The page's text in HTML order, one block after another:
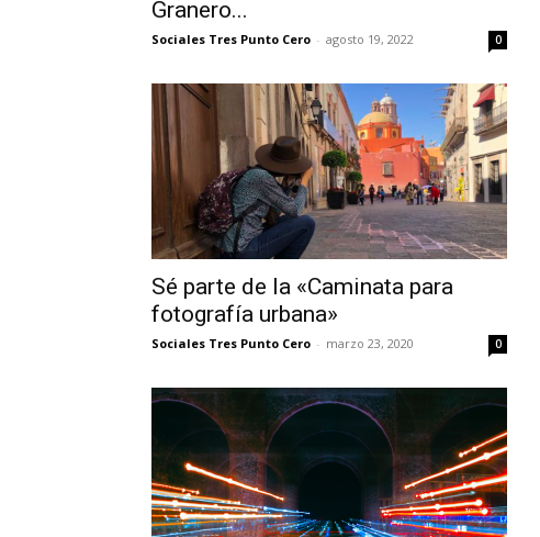
Granero...
Sociales Tres Punto Cero - agosto 19, 2022 0
Sé parte de la «Caminata para
fotografía urbana»
Sociales Tres Punto Cero - marzo 23, 2020 0